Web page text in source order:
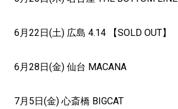
6月22日(土) 広島 4.14 【SOLD OUT】
6月28日(金) 仙台 MACANA
7月5日(金) 心斎橋 BIGCAT